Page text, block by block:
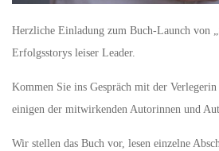
Herzliche Einladung zum Buch-Launch von
Erfolgsstorys leiser Leader.
Kommen Sie ins Gespräch mit der
einigen der mitwirkenden Autorinnen und
Wir stellen das Buch vor, lesen einzelne